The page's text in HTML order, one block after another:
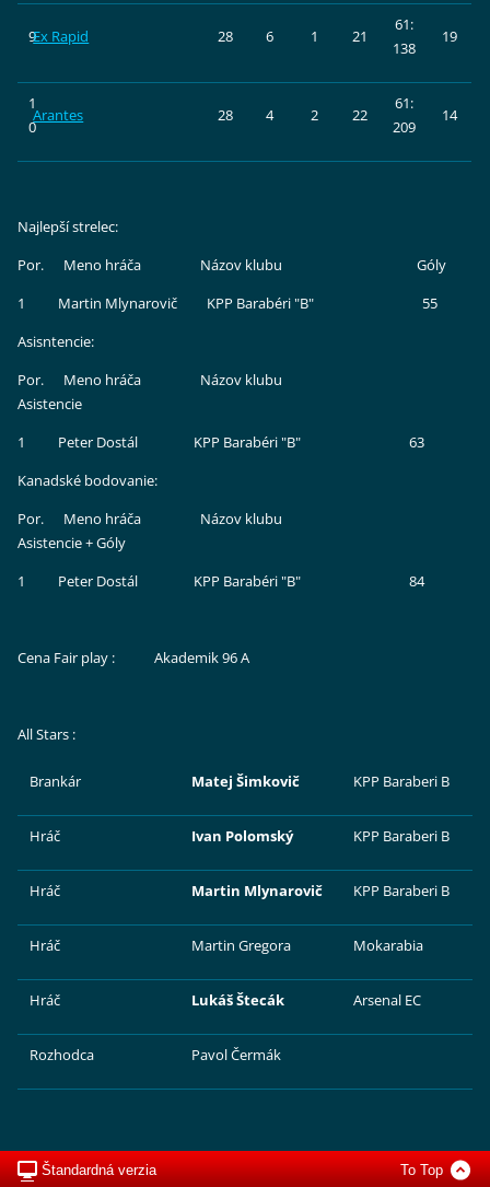
9Ex Rapid 28 6 1 21
61:
138
19
1
0
Arantes 28 4 2 22
61:
209
14
Najlepší strelec:
Por. Meno hráča Názov klubu Góly
1 Martin Mlynarovič KPP Barabéri "B" 55
Asisntencie:
Por. Meno hráča Názov klubu
Asistencie
1 Peter Dostál KPP Barabéri "B" 63
Kanadské bodovanie:
Por. Meno hráča Názov klubu
Asistencie + Góly
1 Peter Dostál KPP Barabéri "B" 84
Cena Fair play : Akademik 96 A
All Stars :
Brankár Matej Šimkovič KPP Baraberi B
Hráč Ivan Polomský KPP Baraberi B
Hráč Martin Mlynarovič KPP Baraberi B
Hráč Martin Gregora Mokarabia
Hráč Lukáš Štecák Arsenal EC
Rozhodca Pavol Čermák
Štandardná verzia To Top